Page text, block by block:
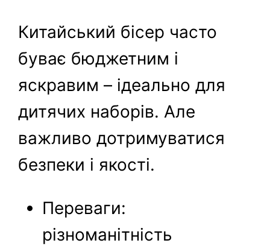
Китайський бісер часто
буває бюджетним і
яскравим – ідеально для
дитячих наборів. Але
важливо дотримуватися
безпеки і якості.
Переваги:
різноманітність